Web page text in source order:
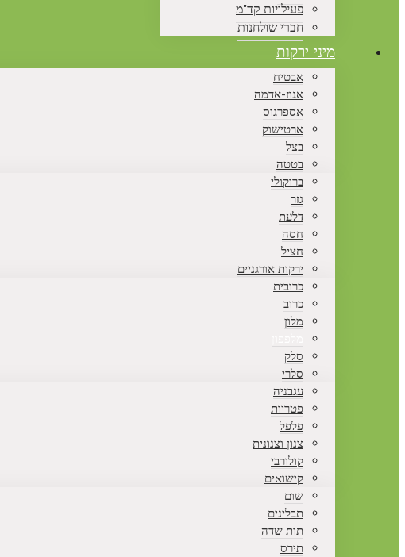
פעילויות קד"מ
חברי שולחנות
מיני ירקות
אבטיח
אגוז-אדמה
אספרגוס
ארטישוק
בצל
בטטה
ברוקולי
גזר
דלעת
חסה
חציל
ירקות אורגניים
כרובית
כרוב
מלון
סלק
סלרי
עגבניה
פטריות
פלפל
צנון וצנונית
קולורבי
קישואים
שום
תבלינים
תות שדה
תירס